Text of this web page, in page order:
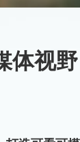
体视野